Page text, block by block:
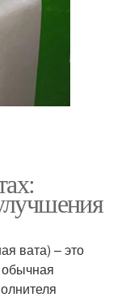
вата) – это
обычная